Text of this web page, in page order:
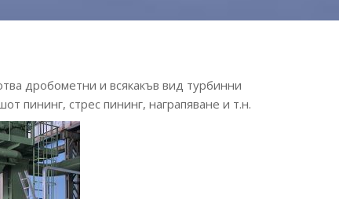
дробометни и всякакъв вид турбинни
пининг, стрес пининг, награпяване и т.н.